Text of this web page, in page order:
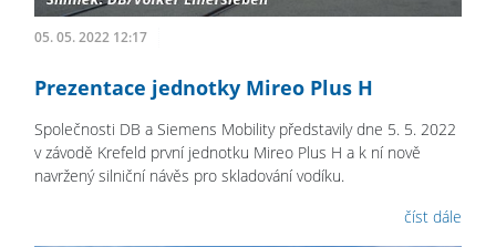
05. 05. 2022 12:17
Prezentace jednotky Mireo Plus H
Společnosti DB a Siemens Mobility představily dne 5. 5. 2022
v závodě Krefeld první jednotku Mireo Plus H a k ní nově
navržený silniční návěs pro skladování vodíku.
číst dále